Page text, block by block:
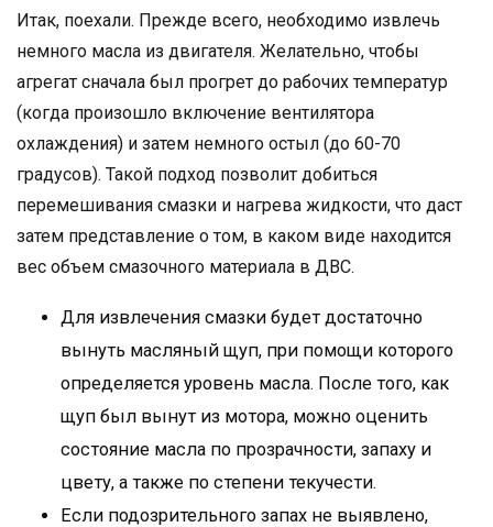
Итак, поехали. Прежде всего, необходимо извлечь
немного масла из двигателя. Желательно, чтобы
агрегат сначала был прогрет до рабочих температур
(когда произошло включение вентилятора
охлаждения) и затем немного остыл (до 60-70
градусов). Такой подход позволит добиться
перемешивания смазки и нагрева жидкости, что даст
затем представление о том, в каком виде находится
вес объем смазочного материала в ДВС.
Для извлечения смазки будет достаточно
вынуть масляный щуп, при помощи которого
определяется уровень масла. После того, как
щуп был вынут из мотора, можно оценить
состояние масла по прозрачности, запаху и
цвету, а также по степени текучести.
Если подозрительного запах не выявлено,